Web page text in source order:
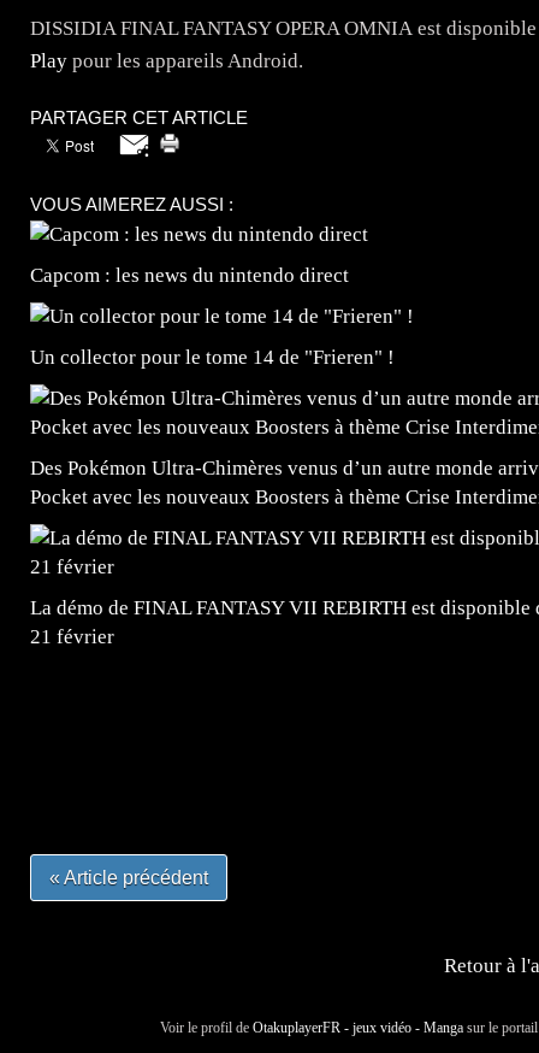
DISSIDIA FINAL FANTASY OPERA OMNIA est
Play pour les appareils Android.
PARTAGER CET ARTICLE
VOUS AIMEREZ AUSSI :
Capcom : les news du nintendo direct
Un collector pour le tome 14 de "Frieren" !
Des Pokémon Ultra-Chimères venus d’un autre monde
Pocket avec les nouveaux Boosters à thème Crise
La démo de FINAL FANTASY VII REBIRTH est
21 février
« Article précédent
Retour à
Voir le profil de OtakuplayerFR - jeux vidéo - Manga sur le